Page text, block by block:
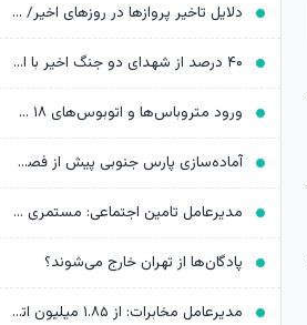
دلایل تاخیر پروازها در روزهای اخیر/ به دنبال جایگزینی هواپیماهای نو هستیم
۴۰ درصد از شهدای دو جنگ اخیر با استفاده از علم ژنتیک شناسایی شدند/ ۳۵۱۹ شهید جنگ رمضان
ورود متروباس‌ها و اتوبوس‌های ۱۸ متری برقی به تهران
آماده‌سازی پارس جنوبی پیش از فصل سرد
مدیرعامل تامین اجتماعی: مستمری بازنشستگان فاصله زیادی با هزینه‌های آنها دارد
پادگان‌ها از تهران خارج می‌شوند؟
مدیرعامل مخابرات: از ۱.۸۵ میلیون اتصال فیبر نوری عبور کردیم/ مخابرات «معدن طلایی» است که ظرفیت‌های آن در حال استخراج است